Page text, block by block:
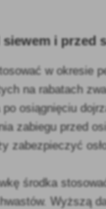
i przed
w okresie
na rabatach
osiągnięciu
zabiegu przed
zabezpieczyć
środka
Wyższą